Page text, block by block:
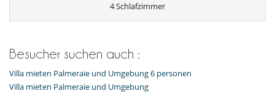
4 Schlafzimmer
Besucher suchen auch :
Villa mieten Palmeraie und Umgebung 6 personen
Villa mieten Palmeraie und Umgebung